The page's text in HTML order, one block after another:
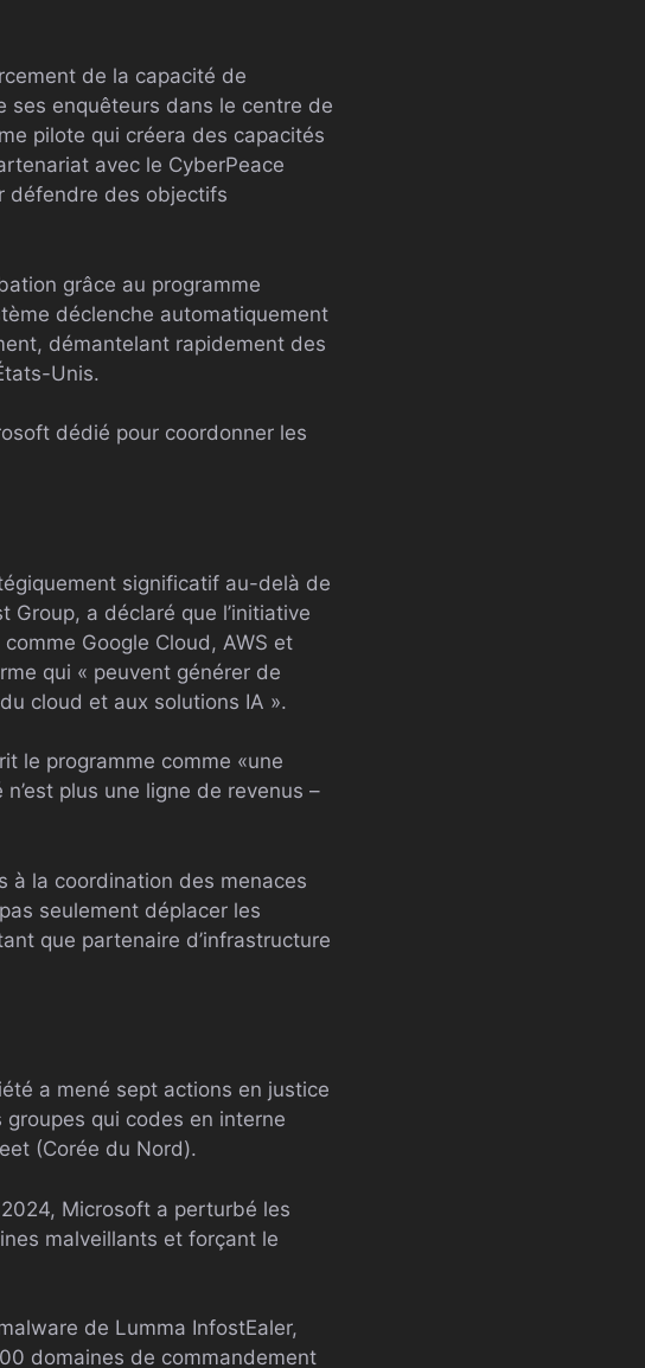
de la capacité de
ses enquêteurs dans le centre de
pilote qui créera des capacités
avec le CyberPeace
défendre des objectifs
grâce au programme
déclenche automatiquement
démantelant rapidement des
Unis.
dédié pour coordonner les
significatif au-delà de
Group, a déclaré que l’initiative
Google Cloud, AWS et
qui « peuvent générer de
cloud et aux solutions IA ».
le programme comme «une
plus une ligne de revenus –
à la coordination des menaces
seulement déplacer les
que partenaire d’infrastructure
a mené sept actions en justice
qui codes en interne
(Corée du Nord).
Microsoft a perturbé les
malveillants et forçant le
de Lumma InfostEaler,
domaines de commandement